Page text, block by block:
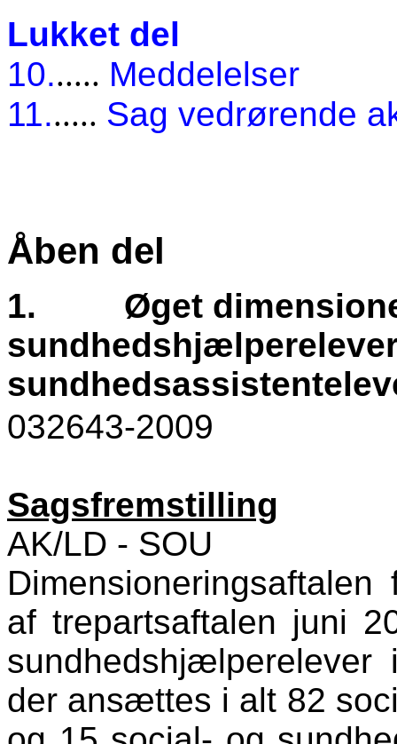
Lukket del
10...... Meddelelser
11...... Sag vedrørende
Åben del
1.
Øget
032643-2009
Sagsfremstilling
AK/LD - SOU
af trepartsaftalen juni
der ansættes i alt 82